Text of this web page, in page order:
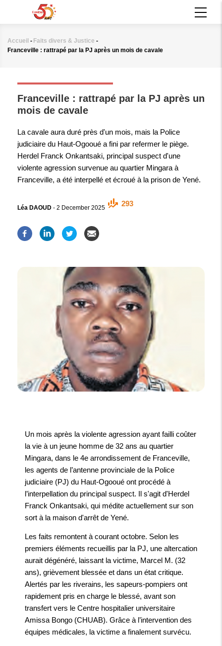
principal
Fil
Accueil - Faits divers & Justice -
Franceville : rattrapé par la PJ après un mois de cavale
Franceville : rattrapé par la PJ après un
mois de cavale
La cavale aura duré près d'un mois, mais la Police
judiciaire du Haut-Ogooué a fini par refermer le piège.
Herdel Franck Onkantsaki, principal suspect d'une
violente agression survenue au quartier Mingara à
Franceville, a été interpellé et écroué à la prison de Yené.
Léa DAOUD - 2 December 2025
293
Un mois après la violente agression ayant failli coûter
la vie à un jeune homme de 32 ans au quartier
Mingara, dans le 4e arrondissement de Franceville,
les agents de l’antenne provinciale de la Police
judiciaire (PJ) du Haut-Ogooué ont procédé à
l’interpellation du principal suspect. Il s'agit d'Herdel
Franck Onkantsaki, qui médite actuellement sur son
sort à la maison d'arrêt de Yené.
Les faits remontent à courant octobre. Selon les
premiers éléments recueillis par la PJ, une altercation
aurait dégénéré, laissant la victime, Marcel M. (32
ans), grièvement blessée et dans un état critique.
Alertés par les riverains, les sapeurs-pompiers ont
rapidement pris en charge le blessé, avant son
transfert vers le Centre hospitalier universitaire
Amissa Bongo (CHUAB). Grâce à l’intervention des
équipes médicales, la victime a finalement survécu.